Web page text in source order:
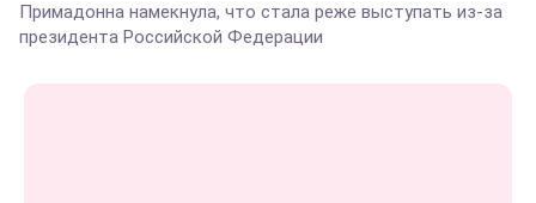
Примадонна намекнула, что стала реже выступать из-за
президента Российской Федерации